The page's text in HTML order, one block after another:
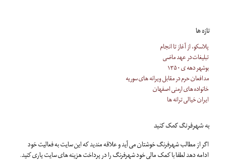
تازه ها
پلاسکو، از آغاز تا انجام
تبلیغات در عهد ماضی
بوشهر دهه ی ۱۳۵۰
مدافعان حرم در مقابل ویرانه های سوریه
خانواده های ارمنی اصفهان
ایران خیالی ترانه ها
به شهرفرنگ کمک کنید
اگر از مطالب شهرفرنگ خوشتان می آید و علاقه مندید که این سایت به فعالیت خود
ادامه دهد لطفا با کمک مالی خود شهرفرنگ را در پرداخت هزینه های سایت یاری کنید.